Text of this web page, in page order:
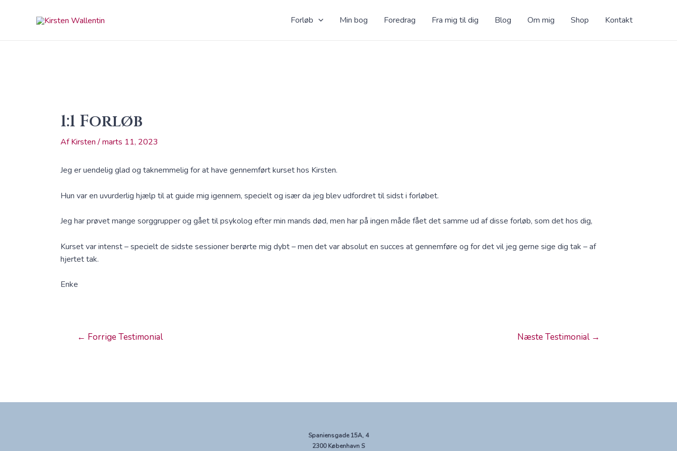
Forløb Min bog Foredrag Fra mig til dig Blog Om mig Shop Kontakt
1:1 Forløb
AfKirsten/marts 11, 2023
Jeg er uendelig glad og taknemmelig for at have gennemført kurset hos Kirsten.
Hun var en uvurderlig hjælp til at guide mig igennem, specielt og især da jeg blev udfordret til sidst i forløbet.
Jeg har prøvet mange sorggrupper og gået til psykolog efter min mands død, men har på ingen måde fået det samme ud af disse forløb, som det hos dig,
Kurset var intenst – specielt de sidste sessioner berørte mig dybt – men det var absolut en succes at gennemføre og for det vil jeg gerne sige dig tak – af
hjertet tak.
Enke
← Forrige Testimonial Næste Testimonial →
Spaniensgade 15A, 4
2300 København S